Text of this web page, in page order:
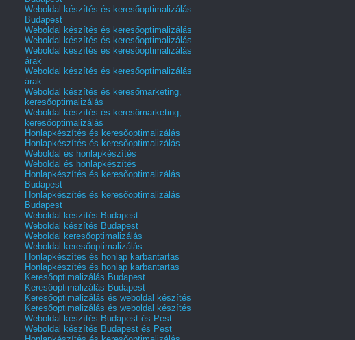
Weboldal készítés és keresőoptimalizálás
Budapest
Weboldal készítés és keresőoptimalizálás
Weboldal készítés és keresőoptimalizálás
Weboldal készítés és keresőoptimalizálás
árak
Weboldal készítés és keresőoptimalizálás
árak
Weboldal készítés és keresőmarketing,
keresőoptimalizálás
Weboldal készítés és keresőmarketing,
keresőoptimalizálás
Honlapkészítés és keresőoptimalizálás
Honlapkészítés és keresőoptimalizálás
Weboldal és honlapkészítés
Weboldal és honlapkészítés
Honlapkészítés és keresőoptimalizálás
Budapest
Honlapkészítés és keresőoptimalizálás
Budapest
Weboldal készítés Budapest
Weboldal készítés Budapest
Weboldal keresőoptimalizálás
Weboldal keresőoptimalizálás
Honlapkészítés és honlap karbantartas
Honlapkészítés és honlap karbantartas
Keresőoptimalizálás Budapest
Keresőoptimalizálás Budapest
Keresőoptimalizálás és weboldal készítés
Keresőoptimalizálás és weboldal készítés
Weboldal készítés Budapest és Pest
Weboldal készítés Budapest és Pest